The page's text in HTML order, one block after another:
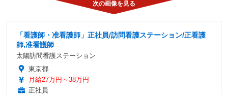
「看護師・准看護師」正社員/訪問看護ステーション/正看護
師,准看護師
太陽訪問看護ステーション
東京都
月給27万円～38万円
正社員